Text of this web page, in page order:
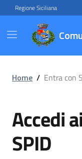
Vai ai contenuti
Vai al footer
Regione Siciliana
Home / Entra con
Accedi
SPID